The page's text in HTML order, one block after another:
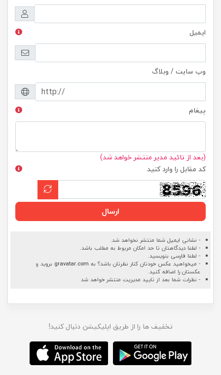
ایمیل
وب سایت / وبلاگ
پیغام
(بعد از تائید مدیر منتشر خواهد شد)
کد مقابل را وارد کنید
ارسال
- نشانی ایمیل شما منتشر نخواهد شد.
- لطفا دیدگاهتان تا حد امکان مربوط به مطلب باشد.
- لطفا فارسی بنویسید.
- میخواهید عکس خودتان کنار نظرتان باشد؟ به gravatar.com بروید و
عکستان را اضافه کنید.
- نظرات شما بعد از تایید مدیریت منتشر خواهد شد
تخفیف ها را از طریق اپلیکیشن دنبال کنید!